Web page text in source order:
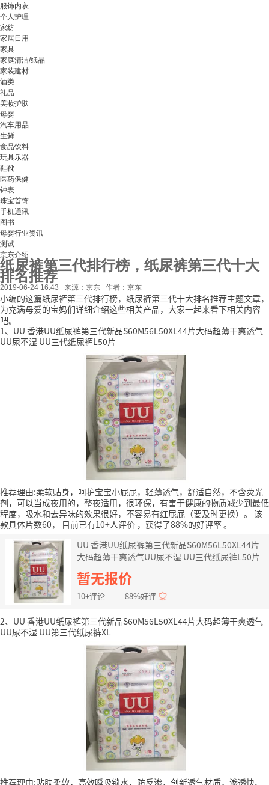
服饰内衣
个人护理
家纺
家居日用
家具
家庭清洁/纸品
家装建材
酒类
礼品
美妆护肤
母婴
汽车用品
生鲜
食品饮料
玩具乐器
鞋靴
医药保健
钟表
珠宝首饰
手机通讯
图书
母婴行业资讯
测试
京东介绍
纸尿裤第三代排行榜，纸尿裤第三代十大
排名推荐
2019-06-24 16:43 来源：京东 作者：京东
小编的这篇纸尿裤第三代排行榜，纸尿裤第三代十大排名推荐主题文章，
为充满母爱的宝妈们详细介绍这些相关产品，大家一起来看下相关内容
吧。
1、UU 香港UU纸尿裤第三代新品S60M56L50XL44片大码超薄干爽透气
UU尿不湿 UU三代纸尿裤L50片
推荐理由:柔软贴身，呵护宝宝小屁屁，轻薄透气，舒适自然，不含荧光
剂，可以当成夜用的，整夜适用，很环保，有害于健康的物质减少到最低
程度，吸水和去异味的效果很好，不容易有红屁屁（要及时更换）。 该
款具体片数60，
目前已有10+人评价 ，获得了88%的好评率。
UU 香港UU纸尿裤第三代新品S60M56L50XL44片
大码超薄干爽透气UU尿不湿 UU三代纸尿裤L50片
暂无报价
10+评论 88%好评
2、UU 香港UU纸尿裤第三代新品S60M56L50XL44片大码超薄干爽透气
UU尿不湿 UU第三代纸尿裤XL
推荐理由:贴肤柔软，高效瞬吸锁水，防反渗，创新透气材质，渗透快、